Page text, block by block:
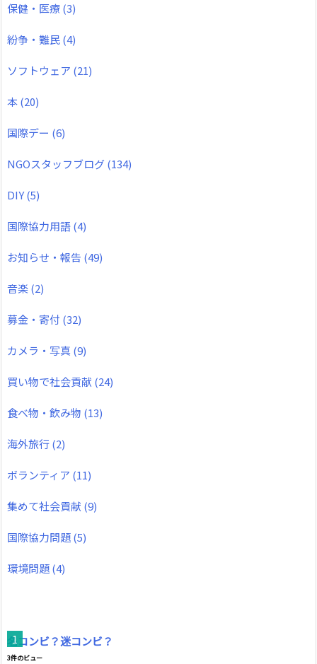
保健・医療(3)
紛争・難民(4)
ソフトウェア (21)
本(20)
国際デー (6)
NGOスタッフブログ(134)
DIY(5)
国際協力用語(4)
お知らせ・報告 (49)
音楽(2)
募金・寄付 (32)
カメラ・写真(9)
買い物で社会貢献 (24)
食べ物・飲み物 (13)
海外旅行(2)
ボランティア (11)
集めて社会貢献 (9)
国際協力問題(5)
環境問題(4)
名コンビ？迷コンビ？
3件のビュー